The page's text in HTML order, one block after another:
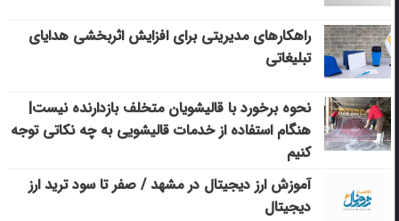
راهکارهای مدیریتی برای افزایش اثربخشی هدایای
تبلیغاتی
نحوه برخورد با قالیشویان متخلف بازدارنده نیست|
هنگام استفاده از خدمات قالیشویی به چه نکاتی توجه
کنیم
آموزش ارز دیجیتال در مشهد / صفر تا سود ترید ارز
دیجیتال